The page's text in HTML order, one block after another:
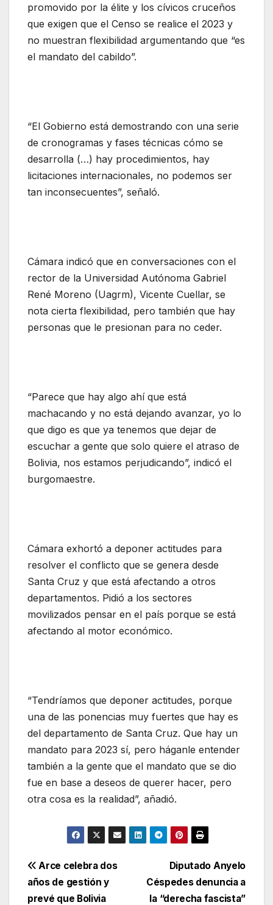
promovido por la élite y los cívicos cruceños
que exigen que el Censo se realice el 2023 y
no muestran flexibilidad argumentando que “es
el mandato del cabildo”.
“El Gobierno está demostrando con una serie
de cronogramas y fases técnicas cómo se
desarrolla (…) hay procedimientos, hay
licitaciones internacionales, no podemos ser
tan inconsecuentes”, señaló.
Cámara indicó que en conversaciones con el
rector de la Universidad Autónoma Gabriel
René Moreno (Uagrm), Vicente Cuellar, se
nota cierta flexibilidad, pero también que hay
personas que le presionan para no ceder.
“Parece que hay algo ahí que está
machacando y no está dejando avanzar, yo lo
que digo es que ya tenemos que dejar de
escuchar a gente que solo quiere el atraso de
Bolivia, nos estamos perjudicando”, indicó el
burgomaestre.
Cámara exhortó a deponer actitudes para
resolver el conflicto que se genera desde
Santa Cruz y que está afectando a otros
departamentos. Pidió a los sectores
movilizados pensar en el país porque se está
afectando al motor económico.
“Tendríamos que deponer actitudes, porque
una de las ponencias muy fuertes que hay es
del departamento de Santa Cruz. Que hay un
mandato para 2023 sí, pero háganle entender
también a la gente que el mandato que se dio
fue en base a deseos de querer hacer, pero
otra cosa es la realidad”, añadió.
Navegación
de
Diputado Anyelo
Céspedes denuncia a
la “derecha fascista”
Arce celebra dos
años de gestión y
prevé que Bolivia